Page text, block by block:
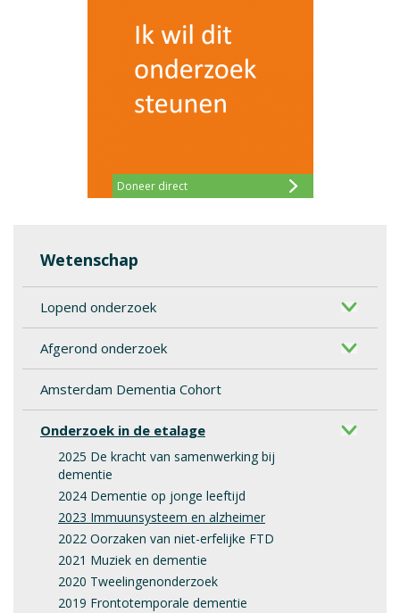
Wetenschap
Lopend onderzoek
Afgerond onderzoek
Amsterdam Dementia Cohort
Onderzoek in de etalage
2025 De kracht van samenwerking bij
dementie
2024 Dementie op jonge leeftijd
2023 Immuunsysteem en alzheimer
2022 Oorzaken van niet-erfelijke FTD
2021 Muziek en dementie
2020 Tweelingenonderzoek
2019 Frontotemporale dementie
Doneer direct